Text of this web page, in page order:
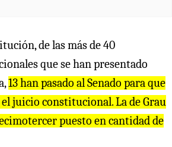
de las más de 40
que se han presentado
13 han pasado al Senado para que
juicio constitucional. La de Grau
puesto en cantidad de